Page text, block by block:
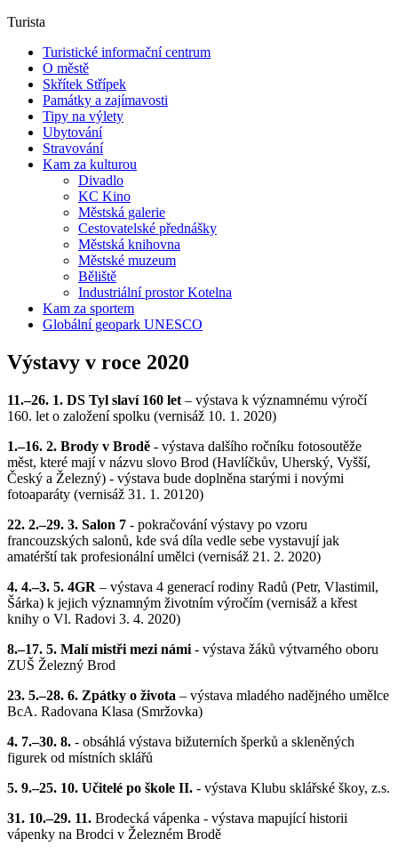
Turista
Turistické informační centrum
O městě
Skřítek Střípek
Památky a zajímavosti
Tipy na výlety
Ubytování
Stravování
Kam za kulturou
Divadlo
KC Kino
Městská galerie
Cestovatelské přednášky
Městská knihovna
Městské muzeum
Běliště
Industriální prostor Kotelna
Kam za sportem
Globální geopark UNESCO
Výstavy v roce 2020
11.–26. 1. DS Tyl slaví 160 let – výstava k významnému výročí
160. let o založení spolku (vernisáž 10. 1. 2020)
1.–16. 2. Brody v Brodě - výstava dalšího ročníku fotosoutěže
měst, které mají v názvu slovo Brod (Havlíčkův, Uherský, Vyšší,
Český a Železný) - výstava bude doplněna starými i novými
fotoaparáty (vernisáž 31. 1. 20120)
22. 2.–29. 3. Salon 7 - pokračování výstavy po vzoru
francouzských salonů, kde svá díla vedle sebe vystavují jak
amatérští tak profesionální umělci (vernisáž 21. 2. 2020)
4. 4.–3. 5. 4GR – výstava 4 generací rodiny Radů (Petr, Vlastimil,
Šárka) k jejich významným životním výročím (vernisáž a křest
knihy o Vl. Radovi 3. 4. 2020)
8.–17. 5. Malí mistři mezi námi - výstava žáků výtvarného oboru
ZUŠ Železný Brod
23. 5.–28. 6. Zpátky o života – výstava mladého nadějného umělce
BcA. Radovana Klasa (Smržovka)
4. 7.–30. 8. - obsáhlá výstava bižuterních šperků a skleněných
figurek od místních sklářů
5. 9.–25. 10. Učitelé po škole II. - výstava Klubu sklářské škoy, z.s.
31. 10.–29. 11. Brodecká vápenka - výstava mapující historii
vápenky na Brodci v Železném Brodě